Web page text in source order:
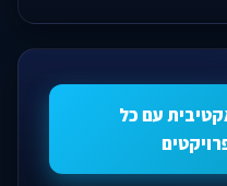
עם כל